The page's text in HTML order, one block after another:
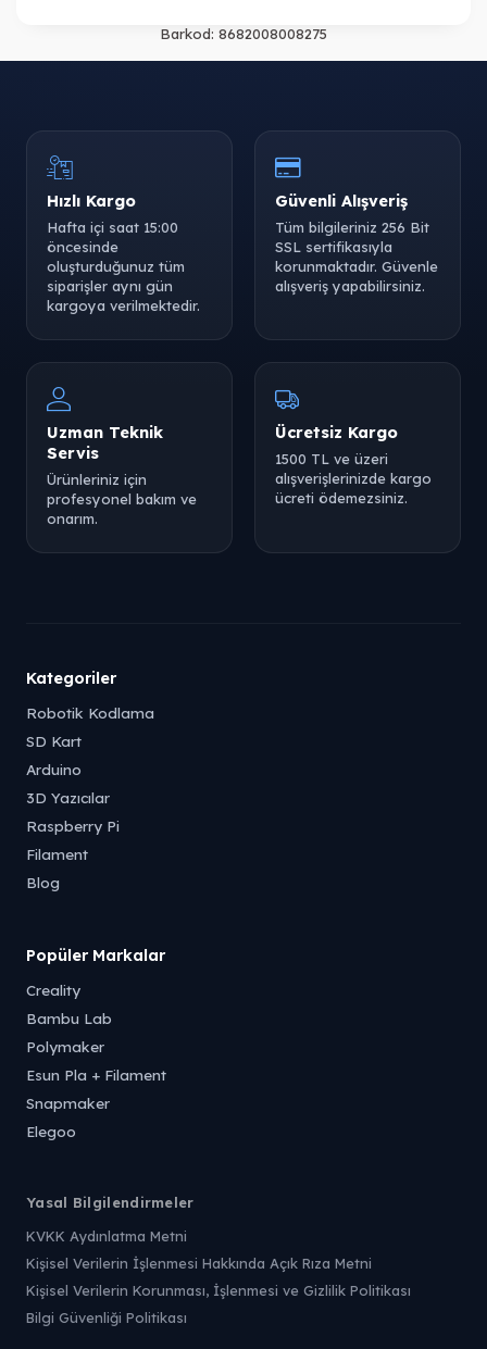
Barkod: 8682008008275
Hızlı Kargo
Hafta içi saat 15:00
öncesinde
oluşturduğunuz tüm
siparişler aynı gün
kargoya verilmektedir.
Güvenli Alışveriş
Tüm bilgileriniz 256 Bit
SSL sertifikasıyla
korunmaktadır. Güvenle
alışveriş yapabilirsiniz.
Uzman Teknik
Servis
Ürünleriniz için
profesyonel bakım ve
onarım.
Ücretsiz Kargo
1500 TL ve üzeri
alışverişlerinizde kargo
ücreti ödemezsiniz.
Kategoriler
Robotik Kodlama
SD Kart
Arduino
3D Yazıcılar
Raspberry Pi
Filament
Blog
Popüler Markalar
Creality
Bambu Lab
Polymaker
Esun Pla + Filament
Snapmaker
Elegoo
Yasal Bilgilendirmeler
KVKK Aydınlatma Metni
Kişisel Verilerin İşlenmesi Hakkında Açık Rıza Metni
Kişisel Verilerin Korunması, İşlenmesi ve Gizlilik Politikası
Bilgi Güvenliği Politikası